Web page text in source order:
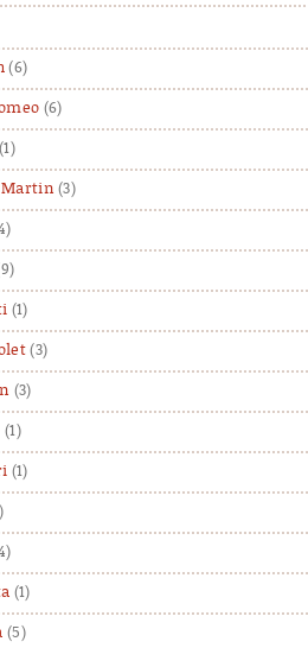
(6)
(6)
(1)
Martin (3)
(1)
(3)
(3)
(1)
(1)
(1)
(5)